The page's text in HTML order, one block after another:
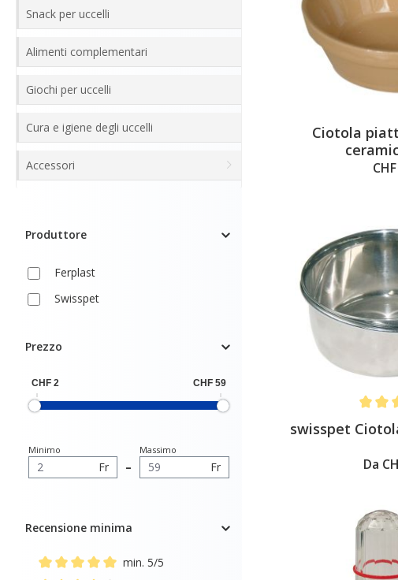
Snack per uccelli
Alimenti complementari
Giochi per uccelli
Cura e igiene degli uccelli
Accessori
Produttore
Ferplast
Swisspet
Prezzo
Minimo
Fr –
Massimo
Fr
Recensione minima
min. 5/5
Ciotola
swisspet
Da